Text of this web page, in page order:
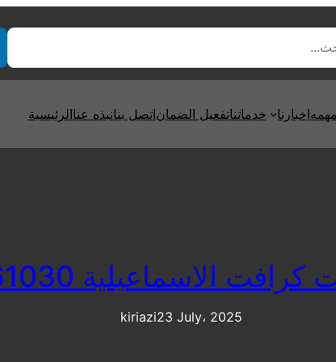
الرئيسيةنبذه عنااتصل بناتفعيل الضمانخدماتنا اخبارنا
الاسماعيلية 01220261030
kiriazi23 July، 2025